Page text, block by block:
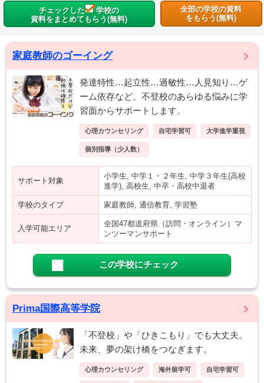
チェックした
学校の
資料をまとめてもらう(無料)
全部の学校の資料
をもらう(無料)
家庭教師のゴーイング
発達特性…起立性…過敏性…人見知り…ゲ
ーム依存など、不登校のあらゆる悩みに学
習面からサポートします。
心理カウンセリング 自宅学習可 大学進学重視
個別指導（少人数）
サポート対象
小学生, 中学１・２年生, 中学３年生(高校
進学), 高校生, 中卒・高校中退者
学校のタイプ 家庭教師, 通信教育, 学習塾
入学可能エリア
全国47都道府県（訪問・オンライン）マ
ンツーマンサポート
この学校にチェック
Prima国際高等学院
「不登校」や「ひきこもり」でも大丈夫。
未来、夢の架け橋をつなぎます。
心理カウンセリング 海外留学可 自宅学習可